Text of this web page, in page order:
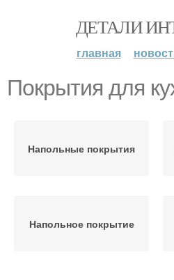
ДЕТАЛИ
главная
Покрытия для
Напольные покрытия
Напольное покрытие